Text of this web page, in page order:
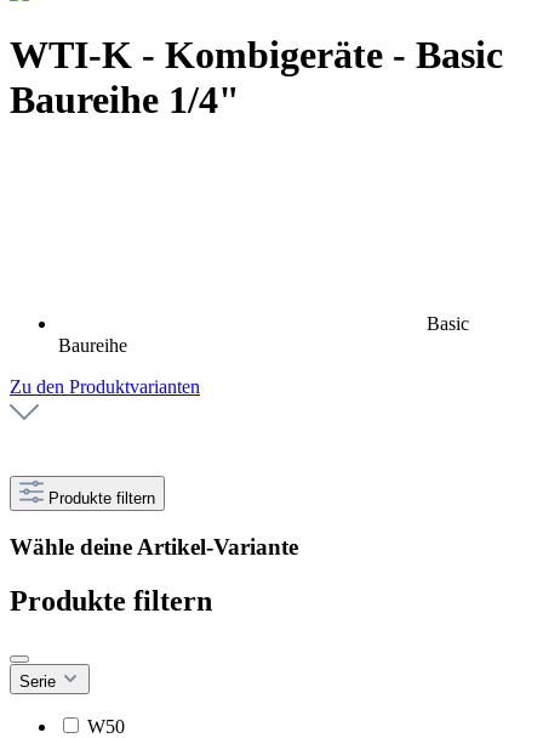
WTI-K - Kombigeräte - Basic
Baureihe 1/4"
Basic
Baureihe
Zu den Produktvarianten
Produkte filtern
Wähle deine Artikel-Variante
Produkte filtern
Serie
W50